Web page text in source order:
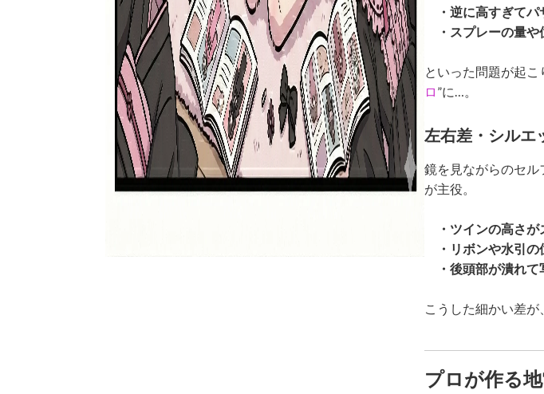
・逆に高すぎてパ
・スプレーの量や
といった問題が起
ロ ”に…。
左右差・シルエ
鏡を見ながらのセ
が主役。
・ツインの高さが
・リボンや水引の
・後頭部が潰れて
こうした細かい差が
プロが作る